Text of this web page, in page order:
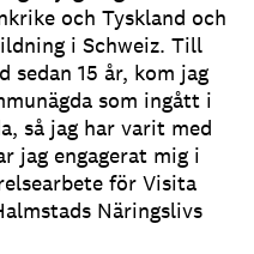
och Tyskland och
i Schweiz. Till
sedan 15 år, kom jag
som ingått i
så jag har varit med
jag engagerat mig i
för Visita
Näringslivs